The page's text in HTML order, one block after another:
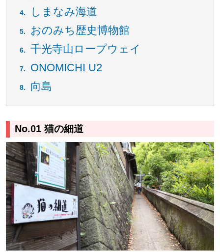
しまなみ海道
おのみち歴史博物館
千光寺山ロープウェイ
ONOMICHI U2
向島
No.01 猫の細道